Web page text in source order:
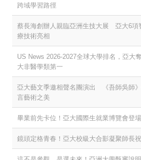
跨域學習路徑
蔡長海創辦人親臨亞洲生技大展 亞大6項
療技術亮相
US News 2026-2027全球大學排名，亞大
大非醫學類第一
亞大藝文季邀相聲名團演出 《吾師吳師
言藝術之美
畢業前先卡位！亞大國際生就業博覽會登場
鏡頭定格青春！亞大校級大合影凝聚師長